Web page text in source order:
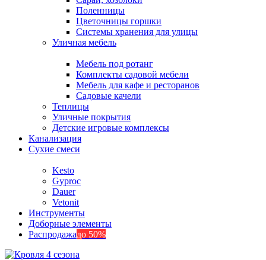
Поленницы
Цветочницы горшки
Системы хранения для улицы
Уличная мебель
Мебель под ротанг
Комплекты садовой мебели
Мебель для кафе и ресторанов
Садовые качели
Теплицы
Уличные покрытия
Детские игровые комплексы
Канализация
Сухие смеси
Kesto
Gyproc
Dauer
Vetonit
Инструменты
Доборные элементы
Распродажадо 50%